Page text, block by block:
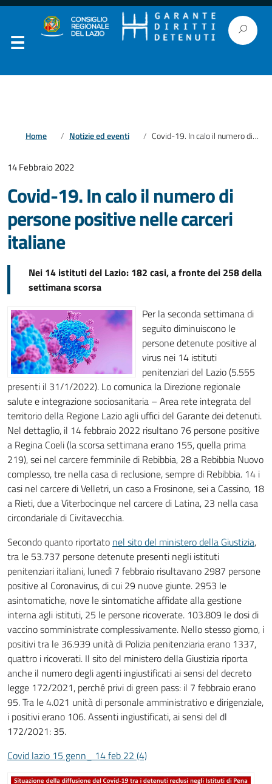
Home Notizie ed eventi Covid-19. In calo il numero di persone positive nelle carceri italiane
14 Febbraio 2022
Covid-19. In calo il numero di
persone positive nelle carceri
italiane
Nei 14 istituti del Lazio: 182 casi, a fronte dei 258 della
settimana scorsa
Per la seconda settimana di
seguito diminuiscono le
persone detenute positive al
virus nei 14 istituti
penitenziari del Lazio (5.555
presenti il 31/1/2022). Lo comunica la Direzione regionale
salute e integrazione sociosanitaria – Area rete integrata del
territorio della Regione Lazio agli uffici del Garante dei detenuti.
Nel dettaglio, il 14 febbraio 2022 risultano 76 persone positive
a Regina Coeli (la scorsa settimana erano 155, quella prima
219), sei nel carcere femminile di Rebibbia, 28 a Rebibbia Nuovo
complesso, tre nella casa di reclusione, sempre di Rebibbia. 14 i
casi nel carcere di Velletri, un caso a Frosinone, sei a Cassino, 18
a Rieti, due a Viterbocinque nel carcere di Latina, 23 nella casa
circondariale di Civitavecchia.
Secondo quanto riportato nel sito del ministero della Giustizia,
tra le 53.737 persone detenute presenti negli istituti
penitenziari italiani, lunedì 7 febbraio risultavano 2987 persone
positive al Coronavirus, di cui 29 nuove giunte. 2953 le
asintomatiche, nove le sintomatiche affidate alla gestione
interna agli istituti, 25 le persone ricoverate. 103.809 le dosi di
vaccino somministrate complessivamente. Nello stesso giorno, i
positivi tra le 36.939 unità di Polizia penitenziaria erano 1337,
quattro i ricoverati. Il sito del ministero della Giustizia riporta
anche il numero degli agenti ingiustificati ai sensi del decreto
legge 172/2021, perché privi di green pass: il 7 febbraio erano
95. Tra le 4.021 unità di personale amministrativo e dirigenziale,
i positivi erano 106. Assenti ingiustificati, ai sensi del dl
172/2021: 35.
Covid lazio 15 genn_ 14 feb 22 (4)